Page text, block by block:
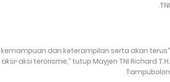
TNI.
kemampuan dan keterampilan serta akan terus
aksi terorisme,” tutup Mayjen TNI Richard T.H.
Tampubolon.